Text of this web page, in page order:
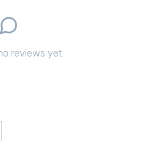
reviews yet.